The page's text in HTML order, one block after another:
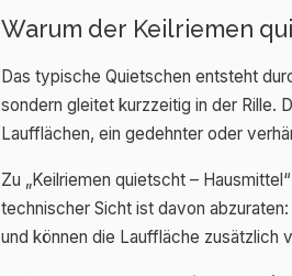
Warum der Keilriemen
Das typische Quietschen entsteht
sondern gleitet kurzzeitig in der Rille.
Laufflächen, ein gedehnter oder
Zu „Keilriemen quietscht –
technischer Sicht ist davon
und können die Lauffläche zusätzlich